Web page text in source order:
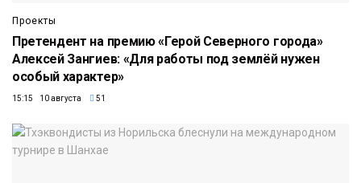
Проекты
Претендент на премию «Герой Северного города»
Алексей Зангиев: «Для работы под землёй нужен
особый характер»
15:15 10 августа 51